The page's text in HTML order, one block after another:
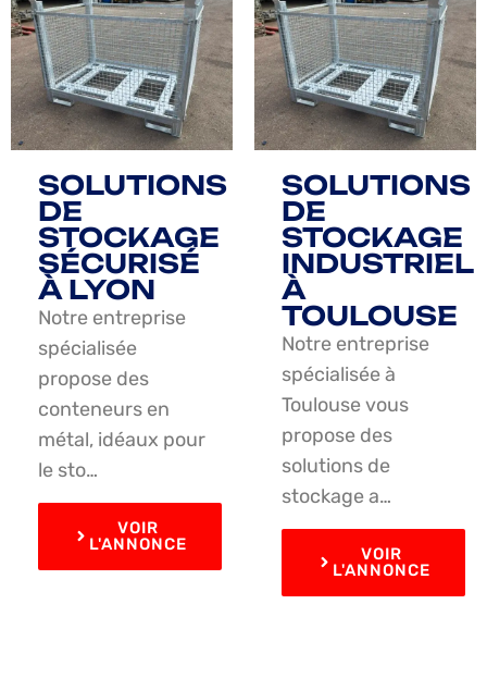
SOLUTIONS
DE
STOCKAGE
SÉCURISÉ
À LYON
Notre entreprise
spécialisée
propose des
conteneurs en
métal, idéaux pour
le sto…
VOIR
L'ANNONCE
SOLUTIONS
DE
STOCKAGE
INDUSTRIEL
À
TOULOUSE
Notre entreprise
spécialisée à
Toulouse vous
propose des
solutions de
stockage a…
VOIR
L'ANNONCE